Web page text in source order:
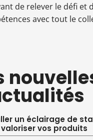
de relever le défi et
avec tout le
un éclairage de
vos produits